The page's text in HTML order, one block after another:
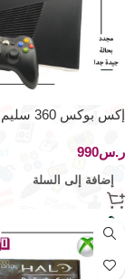
إكس بوكس 360 سليم (250GB)
ر.س
إضافة إلى السلة